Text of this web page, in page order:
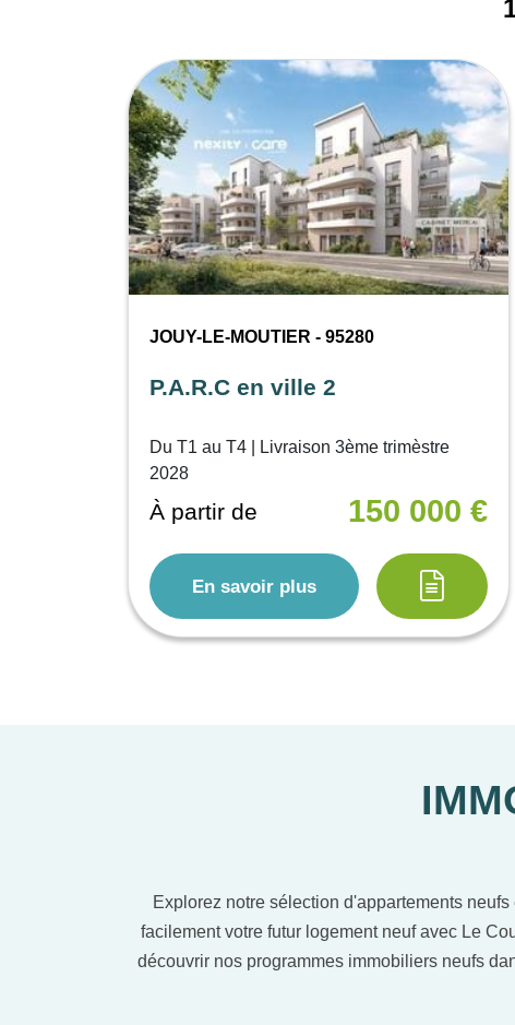
JOUY-LE-MOUTIER - 95280
P.A.R.C en ville 2
Du T1 au T4 | Livraison 3ème trimèstre
2028
À partir de 150 000 €
En savoir plus
Explorez notre sélection d'appartements
facilement votre futur logement neuf avec Le
découvrir nos programmes immobiliers neufs